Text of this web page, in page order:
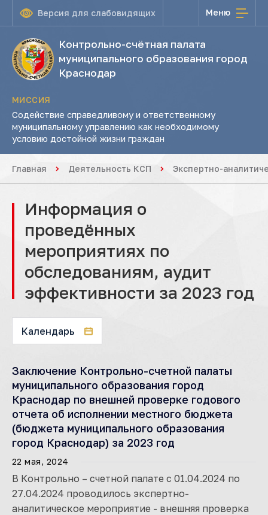
Версия для слабовидящих Меню
Контрольно-счётная палата
муниципального образования город
Краснодар
МИССИЯ
Содействие справедливому и ответственному
муниципальному управлению как необходимому
условию достойной жизни граждан
Главная Деятельность КСП Экспертно-
Информация о
проведённых
мероприятиях по
обследованиям, аудит
эффективности за 2023 год
Календарь
Заключение Контрольно-счетной палаты
муниципального образования город
Краснодар по внешней проверке годового
отчета об исполнении местного бюджета
(бюджета муниципального образования
город Краснодар) за 2023 год
22 мая, 2024
В Контрольно – счетной палате с 01.04.2024 по
27.04.2024 проводилось экспертно-
аналитическое мероприятие - внешняя проверка